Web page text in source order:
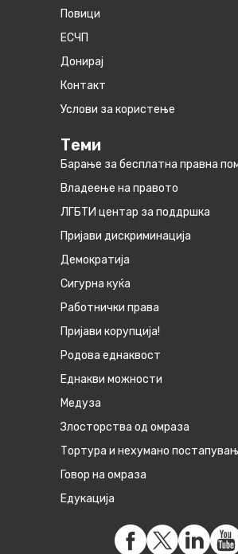
Повици
ЕСЧП
Донирај
Контакт
Услови за користење
Теми
Барање за бесплатна правна
Владеење на правото
ЛГБТИ центар за поддршка
Пријави дискриминација
Демократија
Сигурна куќа
Работнички права
Пријави корупција!
Родова еднаквост
Eднакви можности
Медуза
Злосторства од омраза
Тортура и нехумано
Говор на омраза
Едукација